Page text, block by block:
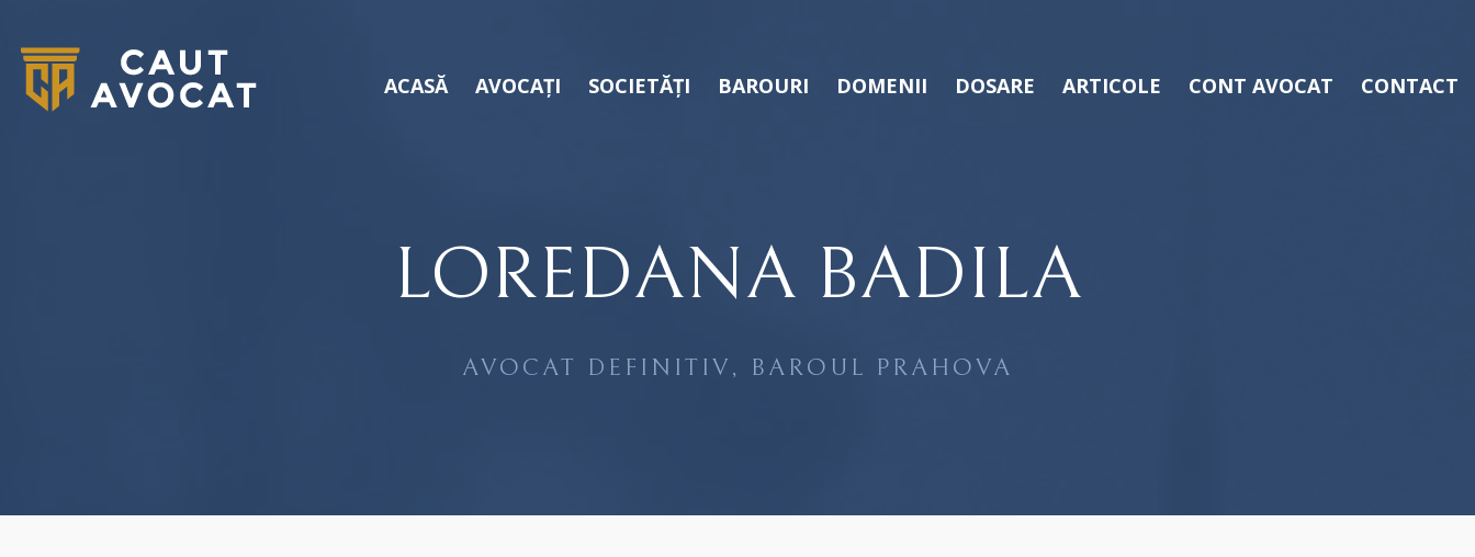
ACASĂ AVOCAȚI SOCIETĂȚI BAROURI DOMENII DOSARE ARTICOLE CONT AVOCAT CONTACT
LOREDANA BADILA
AVOCAT DEFINITIV, BAROUL PRAHOVA